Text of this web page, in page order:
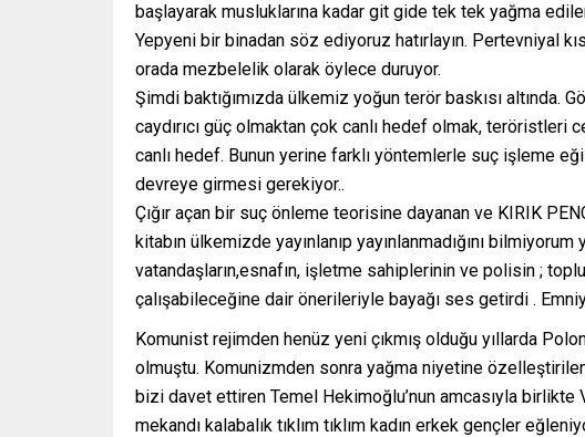
başlayarak musluklarına kadar git gide tek tek yağma
Yepyeni bir binadan söz ediyoruz hatırlayın. Pertevniyal
orada mezbelelik olarak öylece duruyor.
Şimdi baktığımızda ülkemiz yoğun terör baskısı altında.
caydırıcı güç olmaktan çok canlı hedef olmak, teröristleri
canlı hedef. Bunun yerine farklı yöntemlerle suç işleme
devreye girmesi gerekiyor..
Çığır açan bir suç önleme teorisine dayanan ve KIRIK
kitabın ülkemizde yayınlanıp yayınlanmadığını
vatandaşların,esnafın, işletme sahiplerinin ve polisin ;
çalışabileceğine dair önerileriyle bayağı ses getirdi .
Komunist rejimden henüz yeni çıkmış olduğu yıllarda
olmuştu. Komunizmden sonra yağma niyetine
bizi davet ettiren Temel Hekimoğlu’nun amcasıyla
mekandı kalabalık tıklım tıklım kadın erkek gençler